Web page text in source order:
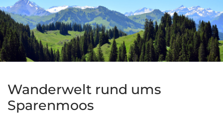
Wanderwelt rund ums
Sparenmoos